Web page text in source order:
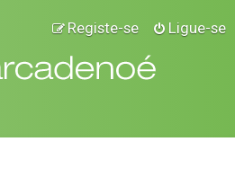
Ligue-se
Registe-se